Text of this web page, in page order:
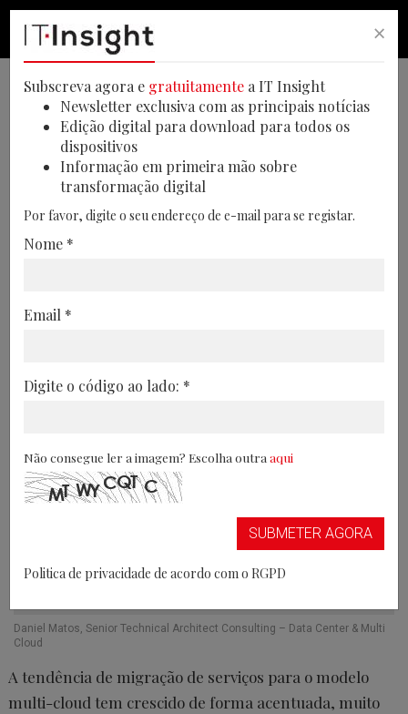
Branded Content
Route to Cloud
Na jornada para a cloud é necessário que
o integrador de IT esteja sempre com o
estratégia e migração, como também na
Multi Cloud . 29/12/2022
Daniel Matos, Senior Technical Architect Consulting – Data Center & Multi
Cloud
A tendência de migração de serviços para o modelo
multi-cloud tem crescido de forma acentuada, muito
×
Subscreva agora e gratuitamente a IT Insight
Newsletter exclusiva com as principais notícias
Edição digital para download para todos os
dispositivos
Informação em primeira mão sobre
transformação digital
Por favor, digite o seu endereço de e-mail para se registar.
Nome *
Email *
Digite o código ao lado: *
Não consegue ler a imagem? Escolha outra aqui
SUBMETER AGORA
Politica de privacidade de acordo com o RGPD